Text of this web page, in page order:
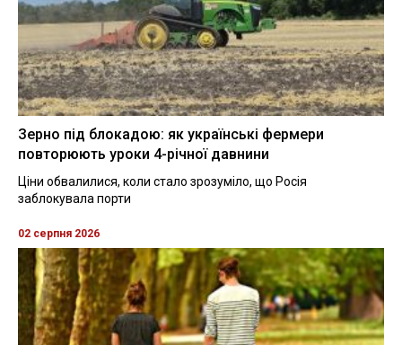
Зерно під блокадою: як українські фермери
повторюють уроки 4-річної давнини
Ціни обвалилися, коли стало зрозуміло, що Росія
заблокувала порти
02 серпня 2026